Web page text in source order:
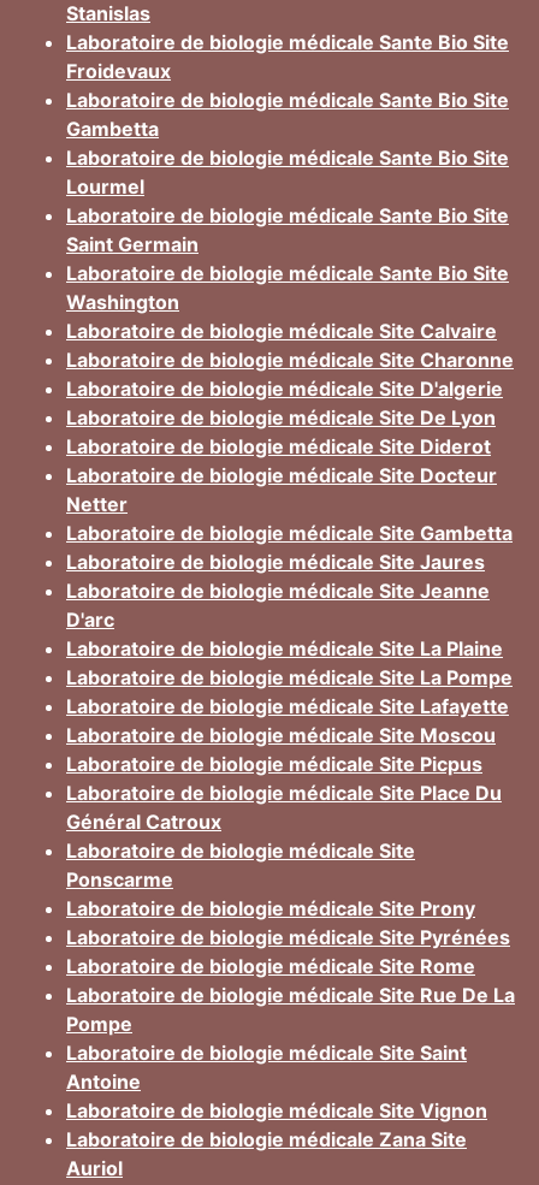
Stanislas
Laboratoire de biologie médicale Sante Bio Site
Froidevaux
Laboratoire de biologie médicale Sante Bio Site
Gambetta
Laboratoire de biologie médicale Sante Bio Site
Lourmel
Laboratoire de biologie médicale Sante Bio Site
Saint Germain
Laboratoire de biologie médicale Sante Bio Site
Washington
Laboratoire de biologie médicale Site Calvaire
Laboratoire de biologie médicale Site Charonne
Laboratoire de biologie médicale Site D'algerie
Laboratoire de biologie médicale Site De Lyon
Laboratoire de biologie médicale Site Diderot
Laboratoire de biologie médicale Site Docteur
Netter
Laboratoire de biologie médicale Site Gambetta
Laboratoire de biologie médicale Site Jaures
Laboratoire de biologie médicale Site Jeanne
D'arc
Laboratoire de biologie médicale Site La Plaine
Laboratoire de biologie médicale Site La Pompe
Laboratoire de biologie médicale Site Lafayette
Laboratoire de biologie médicale Site Moscou
Laboratoire de biologie médicale Site Picpus
Laboratoire de biologie médicale Site Place Du
Général Catroux
Laboratoire de biologie médicale Site
Ponscarme
Laboratoire de biologie médicale Site Prony
Laboratoire de biologie médicale Site Pyrénées
Laboratoire de biologie médicale Site Rome
Laboratoire de biologie médicale Site Rue De La
Pompe
Laboratoire de biologie médicale Site Saint
Antoine
Laboratoire de biologie médicale Site Vignon
Laboratoire de biologie médicale Zana Site
Auriol